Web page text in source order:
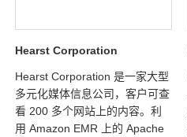
Hearst Corporation
Hearst Corporation 是一家大型
多元化媒体信息公司，客户可查
看 200 多个网站上的内容。利
用 Amazon EMR 上的 Apache